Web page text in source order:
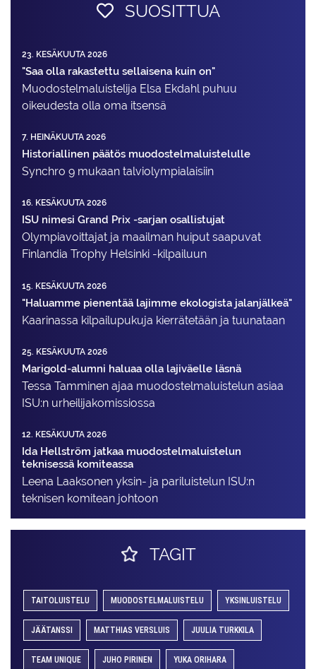
SUOSITTUA
23. KESÄKUUTA 2026
"Saa olla rakastettu sellaisena kuin on"
Muodostelma­luistelija Elsa Ekdahl puhuu
oikeudesta olla oma itsensä
7. HEINÄKUUTA 2026
Historiallinen päätös muodostelmaluistelulle
Synchro 9 mukaan talviolympialaisiin
16. KESÄKUUTA 2026
ISU nimesi Grand Prix -sarjan osallistujat
Olympiavoittajat ja maailman huiput saapuvat
Finlandia Trophy Helsinki -kilpailuun
15. KESÄKUUTA 2026
"Haluamme pienentää lajimme ekologista jalanjälkeä"
Kaarinassa kilpailupukuja kierrätetään ja tuunataan
25. KESÄKUUTA 2026
Marigold-alumni haluaa olla lajiväelle läsnä
Tessa Tamminen ajaa muodostelma­luistelun asiaa
ISU:n urheilija­komissiossa
12. KESÄKUUTA 2026
Ida Hellström jatkaa muodostelmaluistelun
teknisessä komiteassa
Leena Laaksonen yksin- ja pariluistelun ISU:n
teknisen komitean johtoon
TAGIT
TAITOLUISTELU MUODOSTELMALUISTELU YKSINLUISTELU
JÄÄTANSSI MATTHIAS VERSLUIS JUULIA TURKKILA
TEAM UNIQUE JUHO PIRINEN YUKA ORIHARA